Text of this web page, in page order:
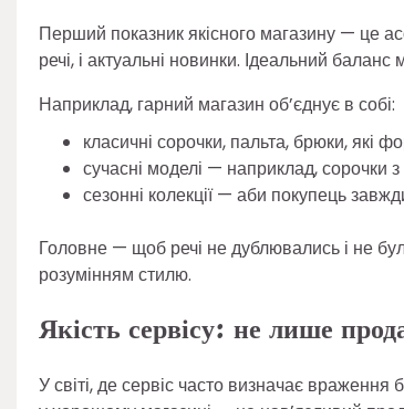
Перший показник якісного магазину — це
речі, і актуальні новинки. Ідеальний
Наприклад, гарний магазин об’єднує в собі:
класичні сорочки, пальта, брюки, які
сучасні моделі — наприклад, сорочки
сезонні колекції — аби покупець
Головне — щоб речі не дублювались і не
розумінням стилю.
Якість сервісу: не лише
У світі, де сервіс часто визначає